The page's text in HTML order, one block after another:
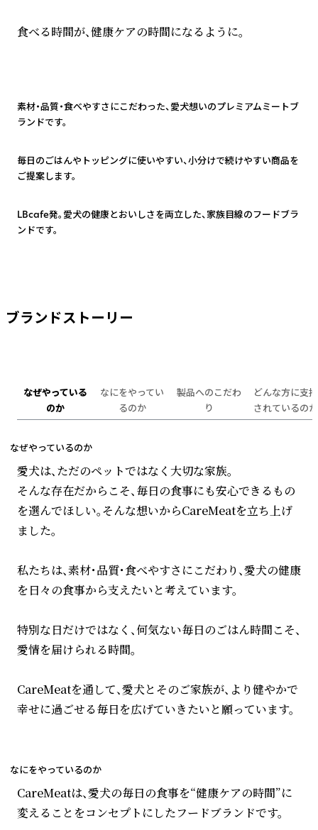
食べる時間が、健康ケアの時間になるように。
素材・品質・食べやすさにこだわった、愛犬想いのプレミアムミートブ
ランドです。
毎日のごはんやトッピングに使いやすい、小分けで続けやすい商品を
ご提案します。
LBcafe発。愛犬の健康とおいしさを両立した、家族目線のフードブラ
ンドです。
ブランドストーリー
なぜやっている
のか
なにをやってい
るのか
製品へのこだわ
り
どんな方に支持
されているのか
なぜやっているのか
愛犬は、ただのペットではなく大切な家族。
そんな存在だからこそ、毎日の食事にも安心できるもの
を選んでほしい。そんな想いからCareMeatを立ち上げ
ました。
私たちは、素材・品質・食べやすさにこだわり、愛犬の健康
を日々の食事から支えたいと考えています。
特別な日だけではなく、何気ない毎日のごはん時間こそ、
愛情を届けられる時間。
CareMeatを通して、愛犬とそのご家族が、より健やかで
幸せに過ごせる毎日を広げていきたいと願っています。
なにをやっているのか
CareMeatは、愛犬の毎日の食事を“健康ケアの時間”に
変えることをコンセプトにしたフードブランドです。